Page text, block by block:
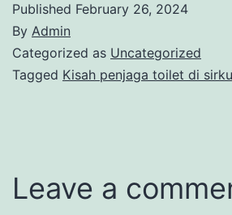
Published February 26, 2024
By Admin
Categorized as Uncategorized
Tagged Kisah penjaga toilet di
Leave a